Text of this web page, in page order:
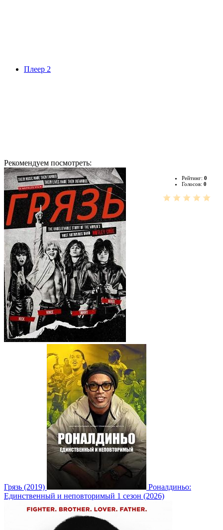
Плеер 2
Рекомендуем посмотреть:
Рейтинг: 0
Голосов: 0
Грязь (2019)
Роналдиньо:
Единственный и неповторимый 1 сезон (2026)